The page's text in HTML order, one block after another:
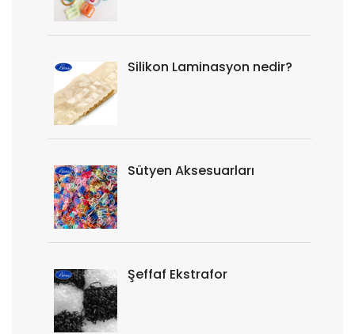
Silikon Laminasyon nedir?
Sütyen Aksesuarları
Şeffaf Ekstrafor